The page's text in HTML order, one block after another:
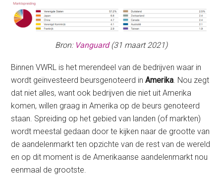
Bron: Vanguard(31 maart 2021)
Binnen VWRL is het merendeel van de bedrijven waar in
wordt geïnvesteerd beursgenoteerd inAmerika . Nou zegt
dat niet alles, want ook bedrijven die niet uit Amerika
komen, willen graag in Amerika op de beurs genoteerd
staan. Spreiding op het gebied van landen (of markten)
wordt meestal gedaan door te kijken naar de grootte van
de aandelenmarkt ten opzichte van de rest van de wereld
en op dit moment is de Amerikaanse aandelenmarkt nou
eenmaal de grootste.